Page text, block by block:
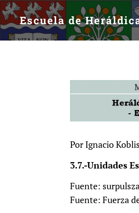
Escuela de
Por Ignacio
3.7.-Unidades
Fuente:
Fuente: Fuerza